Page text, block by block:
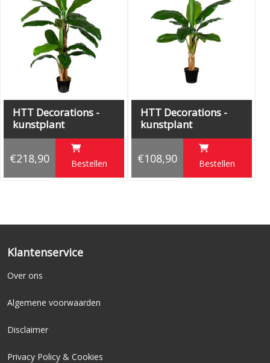
Breedte: 160 cm
Lengte stam: 50 cm
Doorsnee stam: 7 cm
Lengte blad: ± 70 cm
Breedte blad: ± 23 cm
Aantal bladeren: 9
Hoogte pot: 17 cm
Doorsnee pot: 20 cm
HTT Decorations -
kunstplant
Bananenplant
€218,90 Bestellen
HTT Decorations -
kunstplant
Bananenplant
€108,90 Bestellen
Klantenservice
Over ons
Algemene voorwaarden
Disclaimer
Privacy Policy & Cookies